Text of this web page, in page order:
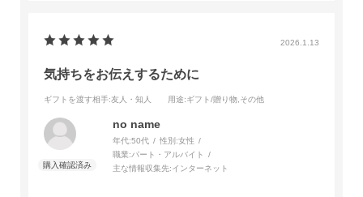
2026.1.13
気持ちをお伝えするために
ギフトを渡す相手:友人・知人 用途:ギフト/贈り物,その他
no name
年代:50代 性別:女性
職業:パート・アルバイト
主な情報収集先:インターネット